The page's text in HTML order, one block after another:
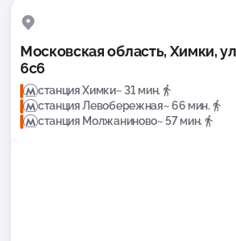
Московская область, Химки,
6с6
станция Химки~ 31 мин.
станция Левобережная~ 66 мин.
станция Молжаниново~ 57 мин.